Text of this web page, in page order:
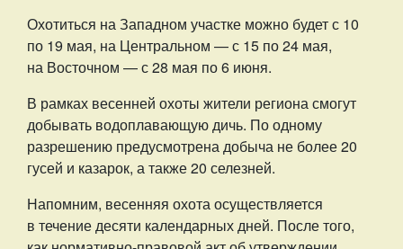
Охотиться на Западном участке можно будет с 10
по 19 мая, на Центральном — с 15 по 24 мая,
на Восточном — с 28 мая по 6 июня.
В рамках весенней охоты жители региона смогут
добывать водоплавающую дичь. По одному
разрешению предусмотрена добыча не более 20
гусей и казарок, а также 20 селезней.
Напомним, весенняя охота осуществляется
в течение десяти календарных дней. После того,